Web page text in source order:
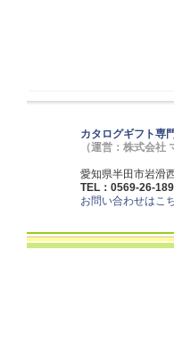
カタログギフト専
（運営：株式会
愛知県半田市岩滑
TEL：0569-26-
お問い合わせはこ